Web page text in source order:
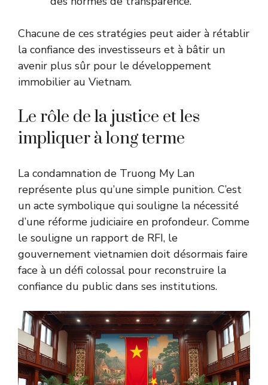
Chacune de ces stratégies peut aider à rétablir
la confiance des investisseurs et à bâtir un
avenir plus sûr pour le développement
immobilier au Vietnam.
Le rôle de la justice et les
impliquer à long terme
La condamnation de Truong My Lan
représente plus qu’une simple punition. C’est
un acte symbolique qui souligne la nécessité
d’une réforme judiciaire en profondeur. Comme
le souligne un rapport de RFI, le
gouvernement vietnamien doit désormais faire
face à un défi colossal pour reconstruire la
confiance du public dans ses institutions.